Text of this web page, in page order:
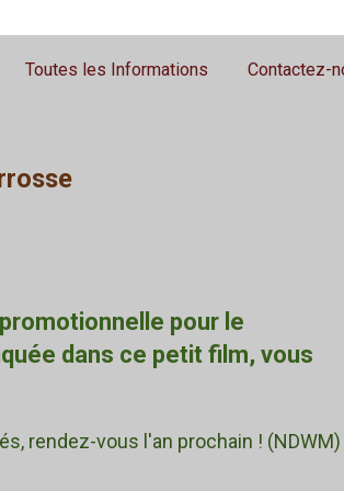
Toutes les Informations Contactez-
pour le
dans ce petit film, vous
rendez-vous l'an prochain ! (NDWM)